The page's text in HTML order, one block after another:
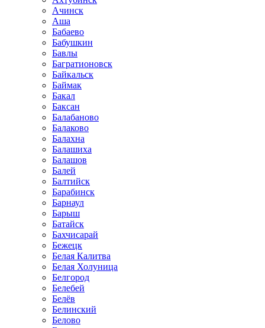
Ачинск
Аша
Бабаево
Бабушкин
Бавлы
Багратионовск
Байкальск
Баймак
Бакал
Баксан
Балабаново
Балаково
Балахна
Балашиха
Балашов
Балей
Балтийск
Барабинск
Барнаул
Барыш
Батайск
Бахчисарай
Бежецк
Белая Калитва
Белая Холуница
Белгород
Белебей
Белёв
Белинский
Белово